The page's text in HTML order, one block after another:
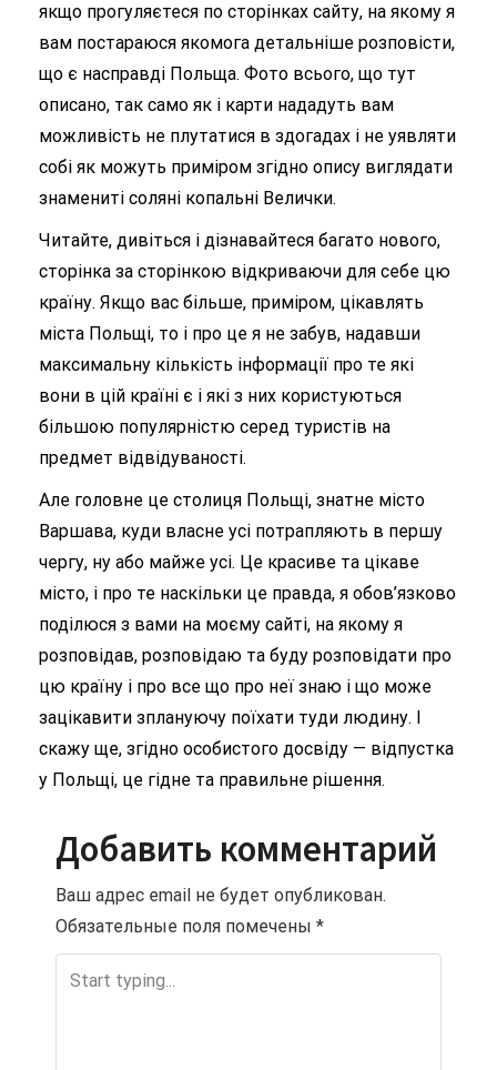
якщо прогуляєтеся по сторінках сайту, на якому я
вам постараюся якомога детальніше розповісти,
що є насправді Польща. Фото всього, що тут
описано, так само як і карти нададуть вам
можливість не плутатися в здогадах і не уявляти
собі як можуть приміром згідно опису виглядати
знамениті соляні копальні Велички.
Читайте, дивіться і дізнавайтеся багато нового,
сторінка за сторінкою відкриваючи для себе цю
країну. Якщо вас більше, приміром, цікавлять
міста Польщі, то і про це я не забув, надавши
максимальну кількість інформації про те які
вони в цій країні є і які з них користуються
більшою популярністю серед туристів на
предмет відвідуваності.
Але головне це столиця Польщі, знатне місто
Варшава, куди власне усі потрапляють в першу
чергу, ну або майже усі. Це красиве та цікаве
місто, і про те наскільки це правда, я обов’язково
поділюся з вами на моєму сайті, на якому я
розповідав, розповідаю та буду розповідати про
цю країну і про все що про неї знаю і що може
зацікавити зплануючу поїхати туди людину. І
скажу ще, згідно особистого досвіду — відпустка
у Польщі, це гідне та правильне рішення.
Добавить комментарий
Ваш адрес email не будет опубликован.
Обязательные поля помечены *